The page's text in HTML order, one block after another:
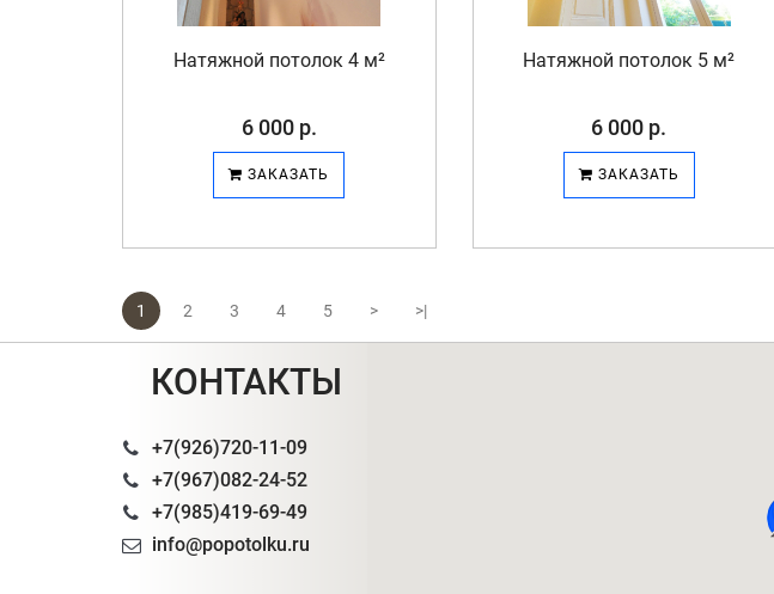
Натяжной потолок 4 м²
6 000 р.
ЗАКАЗАТЬ
Натяжной потолок 5 м²
6 000 р.
ЗАКАЗАТЬ
1 2 3 4 5 > >|
КОНТАКТЫ
+7(926)720-11-09
+7(967)082-24-52
+7(985)419-69-49
info@popotolku.ru